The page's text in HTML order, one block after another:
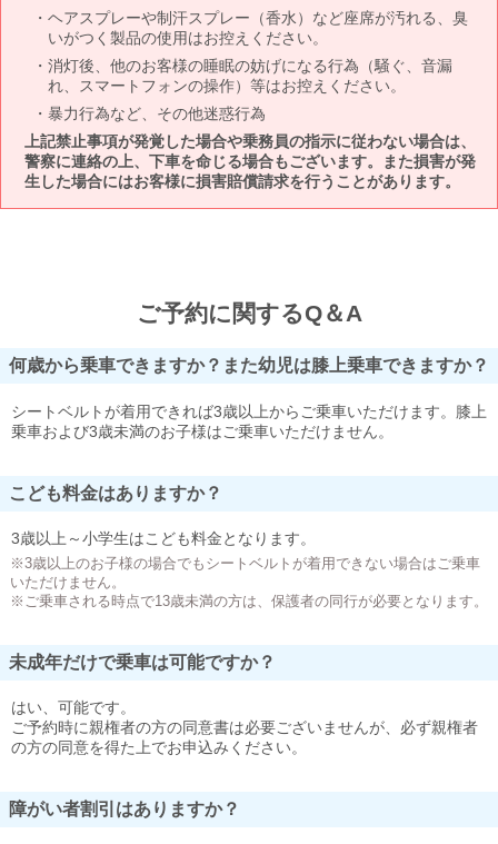
ヘアスプレーや制汗スプレー（香水）など座席が汚れる、臭
いがつく製品の使用はお控えください。
消灯後、他のお客様の睡眠の妨げになる行為（騒ぐ、音漏
れ、スマートフォンの操作）等はお控えください。
暴力行為など、その他迷惑行為
上記禁止事項が発覚した場合や乗務員の指示に従わない場合は、
警察に連絡の上、下車を命じる場合もございます。また損害が発
生した場合にはお客様に損害賠償請求を行うことがあります。
ご予約に関するQ＆A
何歳から乗車できますか？また幼児は膝上乗車できますか？
シートベルトが着用できれば3歳以上からご乗車いただけます。膝上
乗車および3歳未満のお子様はご乗車いただけません。
こども料金はありますか？
3歳以上～小学生はこども料金となります。
※3歳以上のお子様の場合でもシートベルトが着用できない場合はご乗車
いただけません。
※ご乗車される時点で13歳未満の方は、保護者の同行が必要となります。
未成年だけで乗車は可能ですか？
はい、可能です。
ご予約時に親権者の方の同意書は必要ございませんが、必ず親権者
の方の同意を得た上でお申込みください。
障がい者割引はありますか？